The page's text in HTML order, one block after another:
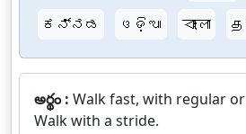
ಕನ್ನಡ ଓଡ଼ିଆ বাংলা
అర్థం : Walk fast, with regular
Walk with a stride.